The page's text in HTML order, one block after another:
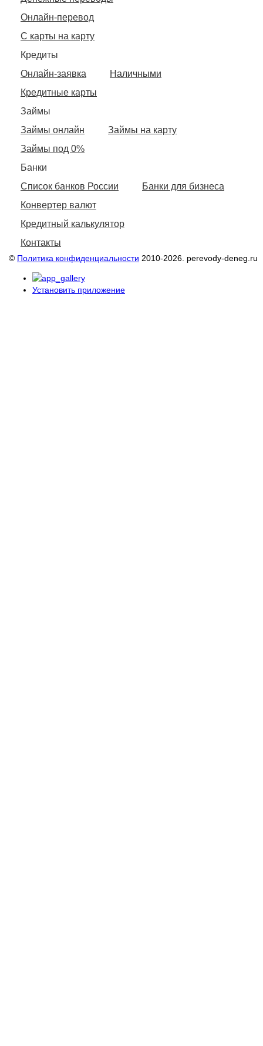
Онлайн-перевод
С карты на карту
Кредиты
Онлайн-заявка
Наличными
Кредитные карты
Займы
Займы онлайн
Займы на карту
Займы под 0%
Банки
Список банков России
Банки для бизнеса
Конвертер валют
Кредитный калькулятор
Контакты
© Политика конфиденциальности 2010-2026. perevody-deneg.ru
Установить приложение